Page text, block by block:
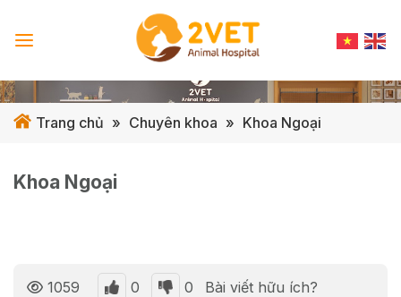
Trang chủ » Chuyên khoa » Khoa Ngoại
Khoa Ngoại
1059 0 0 Bài viết hữu ích?